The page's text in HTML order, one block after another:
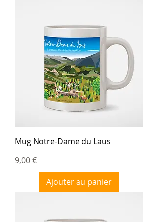
Mug Notre-Dame du Laus
Prix
9,00 €
Ajouter au panier